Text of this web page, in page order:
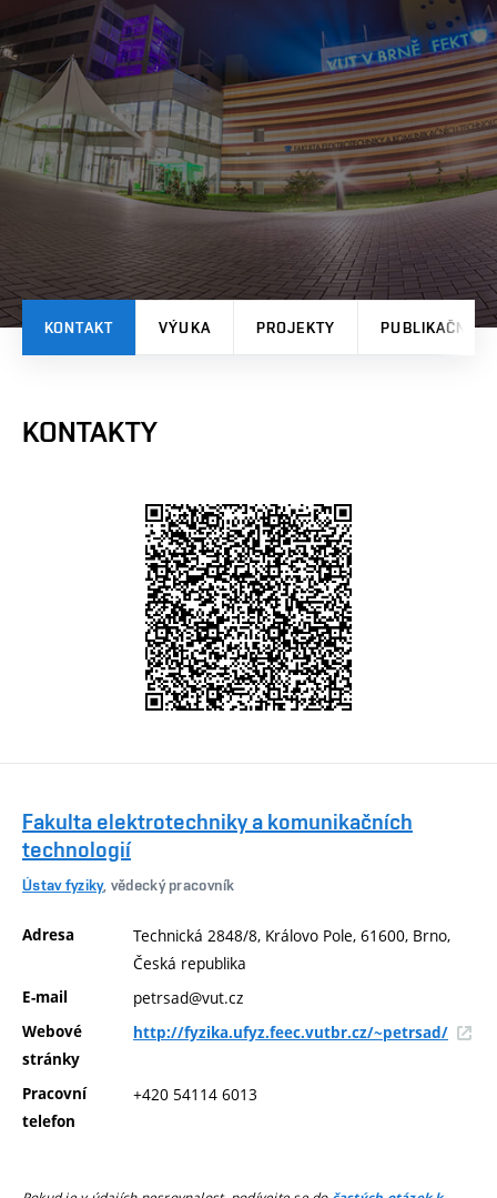
KONTAKT VÝUKA PROJEKTY PUBLIKAČNÍ
KONTAKTY
Fakulta elektrotechniky a komunikačních
technologií
Ústav fyziky, vědecký pracovník
Adresa
Technická 2848/8, Královo Pole, 61600, Brno,
Česká republika
E-mail petrsad@vut.cz
Webové
stránky
http://fyzika.ufyz.feec.vutbr.cz/~petrsad/
Pracovní
telefon
+420 54114 6013